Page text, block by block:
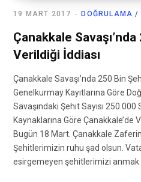
DOĞRULAMA
19 MART 2017
Çanakkale
Verildiği İddiası
Çanakkale Savaşı’nda 250 Bin
Genelkurmay Kayıtlarına Göre
Savaşındaki Şehit Sayısı
Kaynaklarına Göre Çanakkale’de
Bugün 18 Mart. Çanakkale
Şehitlerimizin ruhu şad olsun.
esirgemeyen şehitlerimizi anmak